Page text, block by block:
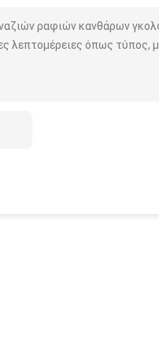
ραφιών κανθάρων
λεπτομέρειες όπως τύπος,